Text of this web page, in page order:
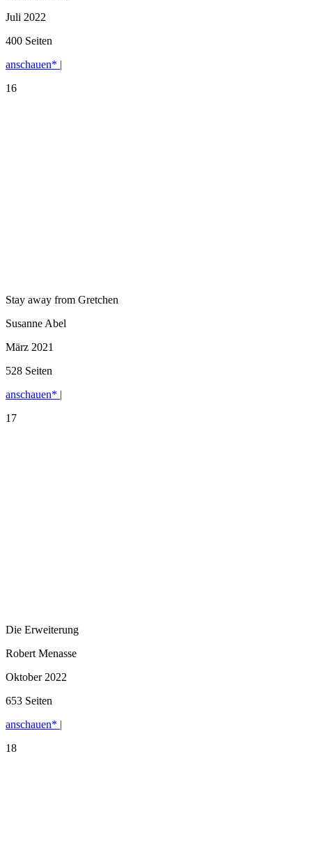
Juli 2022
400 Seiten
anschauen* |
16
Stay away from Gretchen
Susanne Abel
März 2021
528 Seiten
anschauen* |
17
Die Erweiterung
Robert Menasse
Oktober 2022
653 Seiten
anschauen* |
18